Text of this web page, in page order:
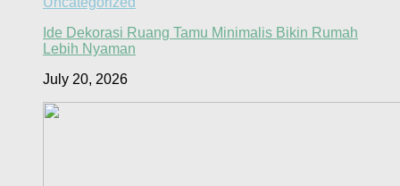
Ide Dekorasi Ruang Tamu Minimalis Bikin Rumah
Lebih Nyaman
July 20, 2026